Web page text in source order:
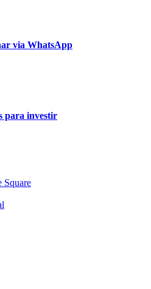
via WhatsApp
para investir
Square